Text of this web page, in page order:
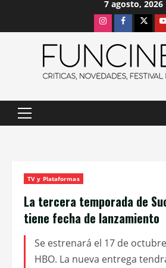
7 agosto, 2026
InstagramFacebook
X
Menú
TV y Plataformas
La tercera temporada de
tiene fecha de lanzamiento
Se estrenará el 17 de
HBO. La nueva entrega